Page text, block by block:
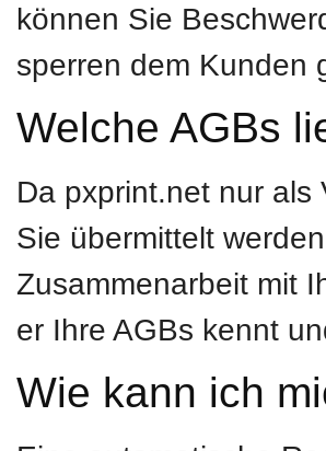
können Sie
sperren dem Kunden
Welche AGBs
Da pxprint.net nur
Sie übermittelt
Zusammenarbeit mit
er Ihre AGBs kennt
Wie kann ich